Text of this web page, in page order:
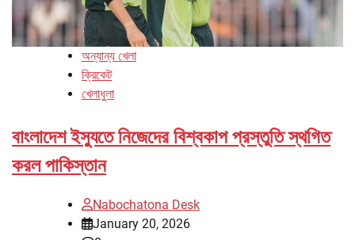
অন্যান্য খেলা
ক্রিকেট
খেলাধুলা
বাংলাদেশ ইস্যুতে নিজেদের বিশ্বকাপ প্রস্তুতি স্থগিত
করল পাকিস্তান
Nabochatona Desk
January 20, 2026